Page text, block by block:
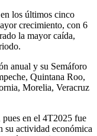
los últimos cinco
crecimiento, con 6
la mayor caída,
anual y su Semáforo
Quintana Roo,
Morelia, Veracruz
pues en el 4T2025 fue
su actividad económica